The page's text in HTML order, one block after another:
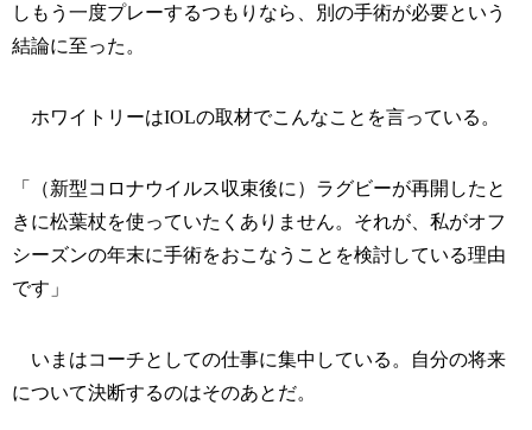
しもう一度プレーするつもりなら、別の手術が必要という
結論に至った。
ホワイトリーはIOLの取材でこんなことを言っている。
「（新型コロナウイルス収束後に）ラグビーが再開したと
きに松葉杖を使っていたくありません。それが、私がオフ
シーズンの年末に手術をおこなうことを検討している理由
です」
いまはコーチとしての仕事に集中している。自分の将来
について決断するのはそのあとだ。